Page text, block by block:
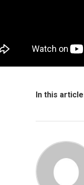
In this